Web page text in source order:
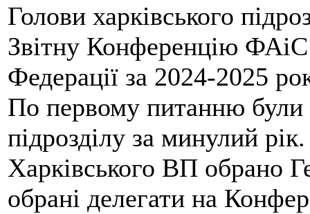
Голови харківського
Звітну Конференцію
Федерації за 2024-2025
По первому питанню були
підрозділу за минулий
Харківського ВП обрано
обрані делегати на